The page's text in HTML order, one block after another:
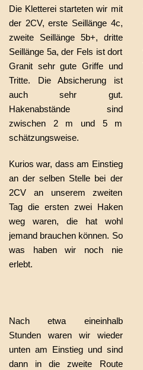
Die Kletterei starteten wir mit
der 2CV, erste Seillänge 4c,
zweite Seillänge 5b+, dritte
Seillänge 5a, der Fels ist dort
Granit sehr gute Griffe und
Tritte. Die Absicherung ist
auch sehr gut.
Hakenabstände sind
zwischen 2 m und 5 m
schätzungsweise.
Kurios war, dass am Einstieg
an der selben Stelle bei der
2CV an unserem zweiten
Tag die ersten zwei Haken
weg waren, die hat wohl
jemand brauchen können. So
was haben wir noch nie
erlebt.
Nach etwa eineinhalb
Stunden waren wir wieder
unten am Einstieg und sind
dann in die zweite Route